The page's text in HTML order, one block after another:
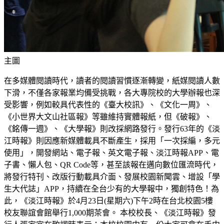
主圖
在多媒體閱讀時代，讀者的閱讀習慣逐漸轉變，紙媒閱讀人數
下滑，不僅各家報業均備受挑戰，各大專院校的大學辦報也深
受影響，例如較具代表性的《臺大校訊》、《文化一周》、
《小世界大文山社區報》等雖維持實體報紙，但《破報》、
《銘傳一週》、《大學報》則改採網路發行。發行63年的《淡
江時報》則因應新媒體載具不斷產生，採用「一次採編，多元
使用」，開發網站、電子報、英文電子報、淡江時報APP、電
子書、懶人包、QR Code等，甚至該報在邁向數位匯流時代，
將發行特刊、改版行動載具介面、發展校園新聞雲、增設「學
生大代誌」APP，持續在全台少有的大學報中，獨創特色！為
此，《淡江時報》於4月23日(星期六)下午2時在台北校園5樓
校友聯誼會館舉行1,000期茶會。 本校校長、《淡江時報》發